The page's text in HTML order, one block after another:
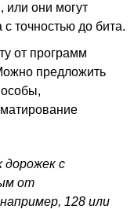
они могут
с точностью до бита.
от программ
предложить
с
от
128 или